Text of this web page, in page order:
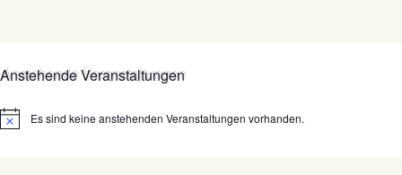
Anstehende Veranstaltungen
HinweisEs sind keine anstehenden Veranstaltungen vorhanden.